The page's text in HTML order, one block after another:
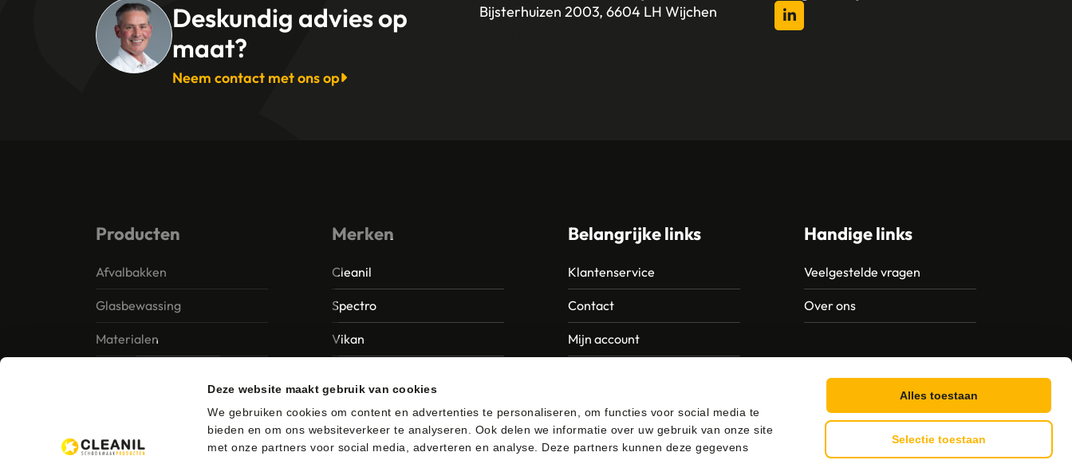
Deze website maakt gebruik van cookies
We gebruiken cookies om content en advertenties te personaliseren, om functies voor social media te
bieden en om ons websiteverkeer te analyseren. Ook delen we informatie over uw gebruik van onze site
met onze partners voor social media, adverteren en analyse. Deze partners kunnen deze gegevens
Alles toestaan
Selectie toestaan
Deskundig advies op
maat?
Neem contact met ons op
Bijsterhuizen 2003, 6604 LH Wijchen
Producten
Afvalbakken
Glasbewassing
Materialen
Merken
Cleanil
Spectro
Vikan
Unger
Belangrijke links
Klantenservice
Contact
Mijn account
Handige links
Veelgestelde vragen
Over ons